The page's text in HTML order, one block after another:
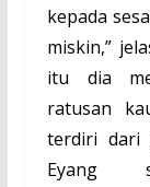
kepada
miskin,”
itu dia
ratusan
terdiri dari
Eyang